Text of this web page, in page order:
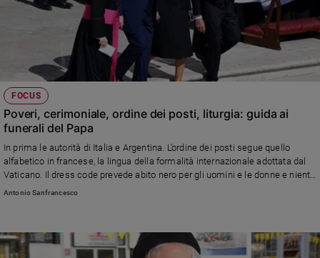
FOCUS
Poveri, cerimoniale, ordine dei posti, liturgia: guida ai
funerali del Papa
In prima le autorità di Italia e Argentina. L’ordine dei posti segue quello
alfabetico in francese, la lingua della formalità internazionale adottata dal
Vaticano. Il dress code prevede abito nero per gli uomini e le donne e niente
accessori. La liturgia prevede due suppliche finali, quella della diocesi di
Antonio Sanfrancesco